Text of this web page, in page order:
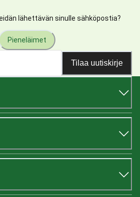
lähettävän sinulle sähköpostia?
Pieneläimet
Tilaa uutiskirje